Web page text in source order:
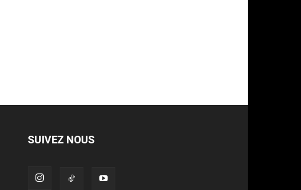
SUIVEZ NOUS